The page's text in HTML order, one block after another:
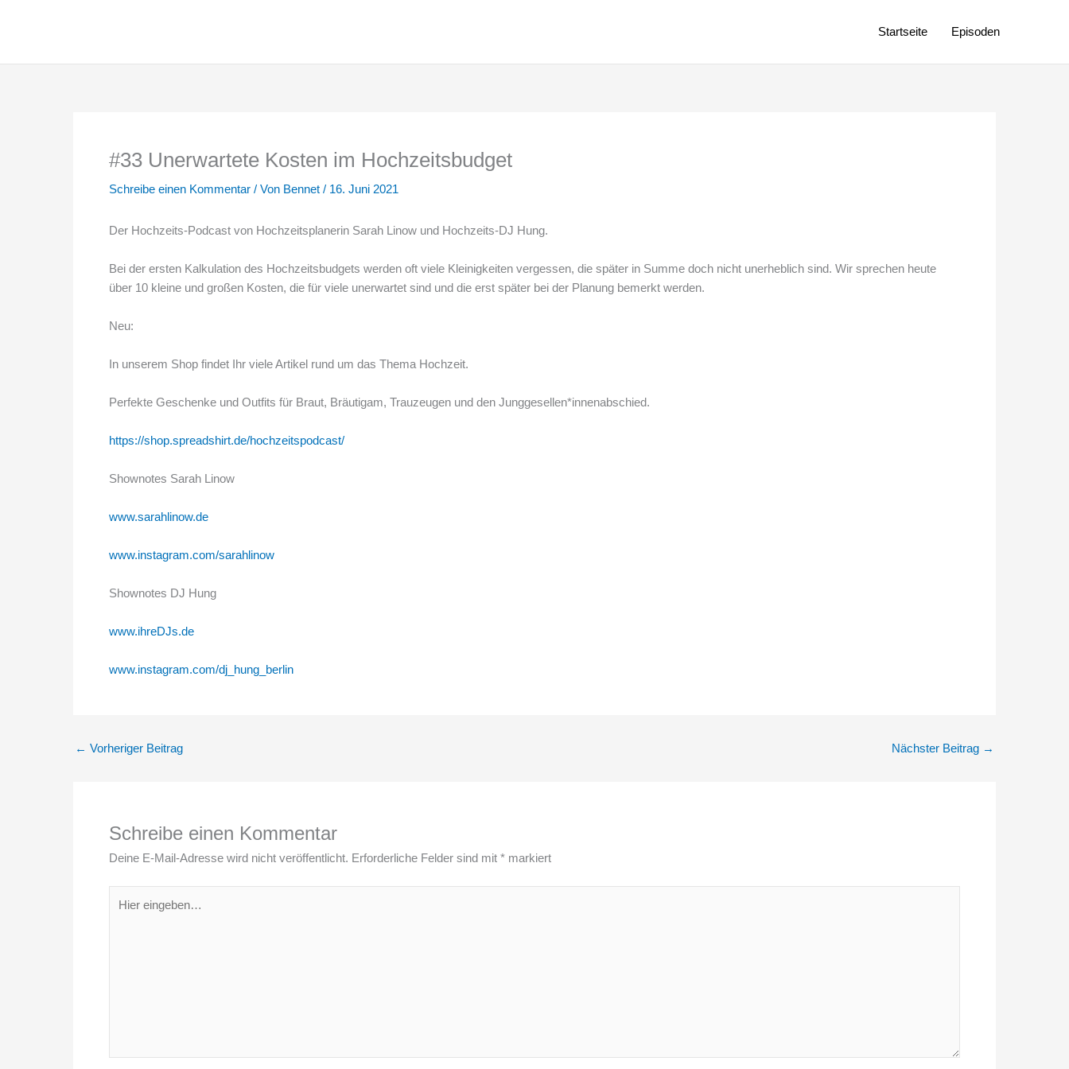
Startseite Episoden
#33 Unerwartete Kosten im Hochzeitsbudget
Schreibe einen Kommentar / Von Bennet / 16. Juni 2021
Der Hochzeits-Podcast von Hochzeitsplanerin Sarah Linow und Hochzeits-DJ Hung.
Bei der ersten Kalkulation des Hochzeitsbudgets werden oft viele Kleinigkeiten vergessen, die später in Summe doch nicht unerheblich sind. Wir sprechen heute
über 10 kleine und großen Kosten, die für viele unerwartet sind und die erst später bei der Planung bemerkt werden.
Neu:
In unserem Shop findet Ihr viele Artikel rund um das Thema Hochzeit.
Perfekte Geschenke und Outfits für Braut, Bräutigam, Trauzeugen und den Junggesellen*innenabschied.
https://shop.spreadshirt.de/hochzeitspodcast/
Shownotes Sarah Linow
www.sarahlinow.de
www.instagram.com/sarahlinow
Shownotes DJ Hung
www.ihreDJs.de
www.instagram.com/dj_hung_berlin
← Vorheriger Beitrag Nächster Beitrag →
Schreibe einen Kommentar
Deine E-Mail-Adresse wird nicht veröffentlicht. Erforderliche Felder sind mit * markiert
eingeben…